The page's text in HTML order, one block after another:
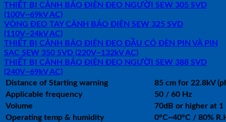
THIẾT BỊ CẢNH BÁO ĐIỆN ĐEO NGƯỜI SEW 305 SVD
(100V~69kV AC)
VÒNG ĐEO TAY CẢNH BÁO ĐIỆN SEW 325 SVD
(110V~24kV AC)
THIẾT BỊ CẢNH BÁO ĐIỆN ĐEO ĐẦU CÓ ĐÈN PIN VÀ PIN
SẠC SEW 350 SVD (220V~132kV AC)
THIẾT BỊ CẢNH BÁO ĐIỆN ĐEO NGƯỜI SEW 388 SVD
(240V~69kV AC)
Distance of Starting warning
85 cm for 22.8kV
Applicable frequency
50 / 60 Hz
Volume
70dB or higher at 1
Operating temp & humidity
0°C~40°C / 80%